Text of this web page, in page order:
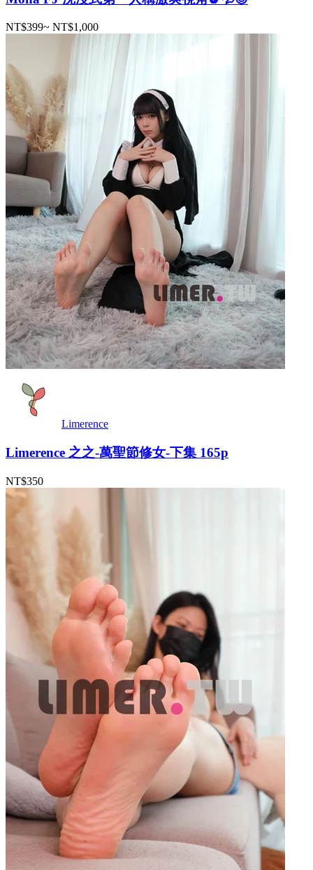
NT$399~ NT$1,000
Limerence
Limerence 之之-萬聖節修女-下集 165p
NT$350